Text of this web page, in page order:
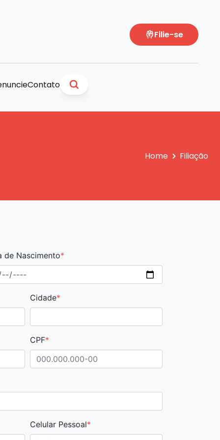
Filie-se
Contato
Home Filiação
de Nascimento*
Cidade*
CPF*
Celular Pessoal*